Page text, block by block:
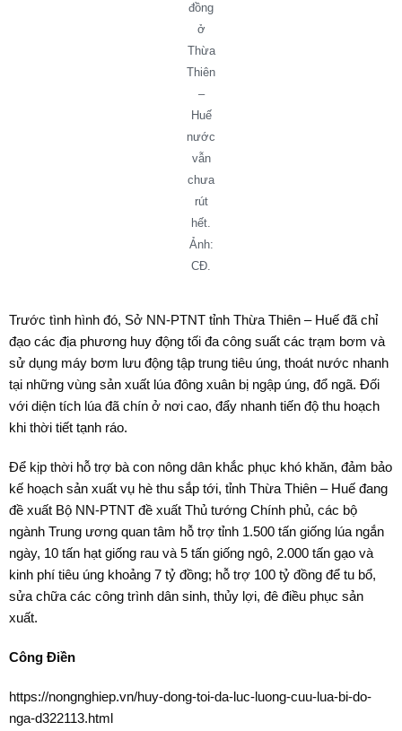
đồng
ở
Thừa
Thiên
–
Huế
nước
vẫn
chưa
rút
hết.
Ảnh:
CĐ.
Trước tình hình đó, Sở NN-PTNT tỉnh Thừa Thiên – Huế đã chỉ
đạo các địa phương huy động tối đa công suất các trạm bơm và
sử dụng máy bơm lưu động tập trung tiêu úng, thoát nước nhanh
tại những vùng sản xuất lúa đông xuân bị ngập úng, đổ ngã. Đối
với diện tích lúa đã chín ở nơi cao, đẩy nhanh tiến độ thu hoạch
khi thời tiết tạnh ráo.
Để kịp thời hỗ trợ bà con nông dân khắc phục khó khăn, đảm bảo
kế hoạch sản xuất vụ hè thu sắp tới, tỉnh Thừa Thiên – Huế đang
đề xuất Bộ NN-PTNT đề xuất Thủ tướng Chính phủ, các bộ
ngành Trung ương quan tâm hỗ trợ tỉnh 1.500 tấn giống lúa ngắn
ngày, 10 tấn hạt giống rau và 5 tấn giống ngô, 2.000 tấn gạo và
kinh phí tiêu úng khoảng 7 tỷ đồng; hỗ trợ 100 tỷ đồng để tu bổ,
sửa chữa các công trình dân sinh, thủy lợi, đê điều phục sản
xuất.
Công Điền
https://nongnghiep.vn/huy-dong-toi-da-luc-luong-cuu-lua-bi-do-
nga-d322113.html